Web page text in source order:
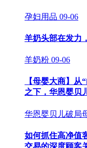
孕妇用品 09-06
羊奶头部在发力
羊奶粉 09-06
【母婴大商】
之下，华恩婴贝
华恩婴贝儿破局
如何抓住高净值
交易的深度顾客